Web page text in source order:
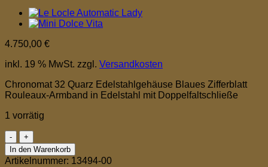
4.750,00 €
inkl. 19 % MwSt. zzgl. Versandkosten
Chronomat 32 Quarz Edelstahlgehäuse Blaues Zifferblatt
Rouleaux-Armband in Edelstahl mit Doppelfaltschließe
1 vorrätig
Chronomat
32
Quarz
In den Warenkorb
Artikelnummer: 13494-00